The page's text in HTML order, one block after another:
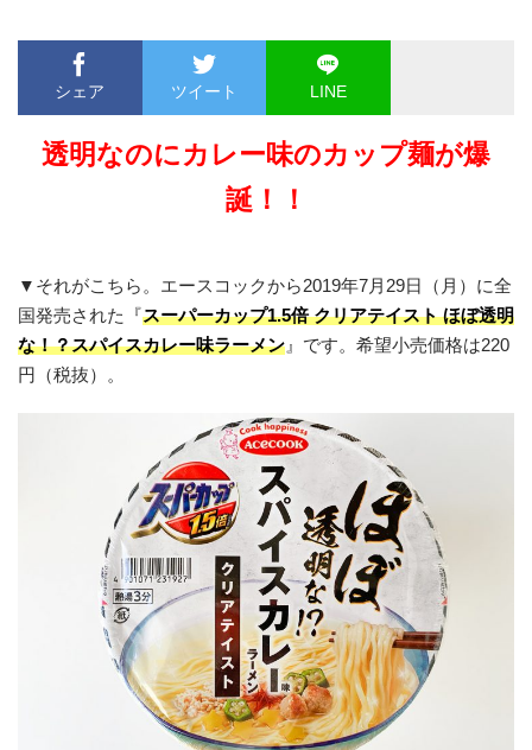
シェア ツイート LINE
透明なのにカレー味のカップ麺が爆
誕！！
▼それがこちら。エースコックから2019年7月29日（月）に全
国発売された『スーパーカップ1.5倍 クリアテイスト ほぼ透明
な！？スパイスカレー味ラーメン 』です。希望小売価格は220
円（税抜）。